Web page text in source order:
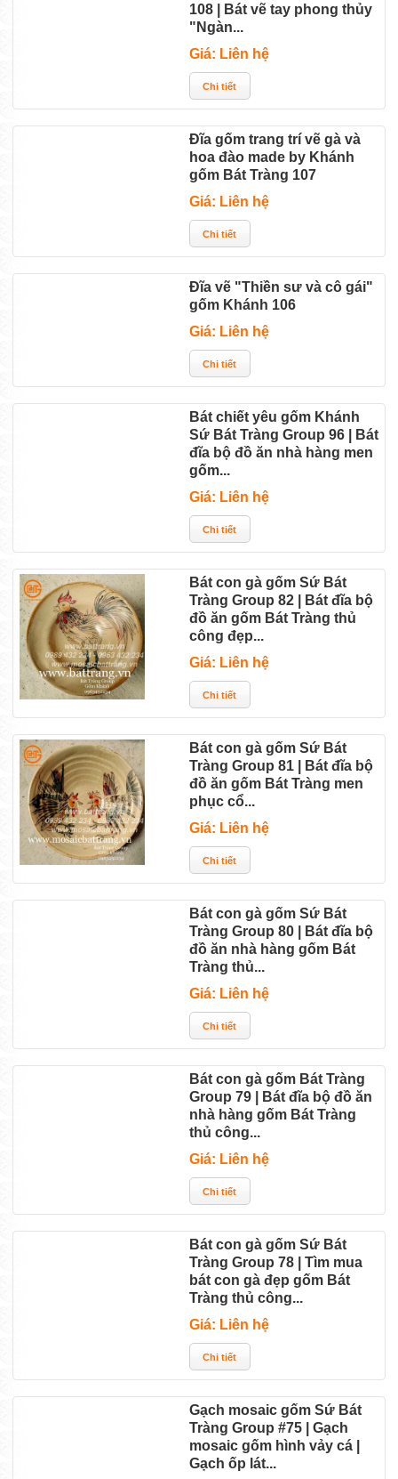
108 | Bát vẽ tay phong thủy
"Ngàn...
Giá: Liên hệ
Đĩa gốm trang trí vẽ gà và
hoa đào made by Khánh
gốm Bát Tràng 107
Giá: Liên hệ
Đĩa vẽ "Thiền sư và cô gái"
gốm Khánh 106
Giá: Liên hệ
Bát chiết yêu gốm Khánh
Sứ Bát Tràng Group 96 | Bát
đĩa bộ đồ ăn nhà hàng men
gốm...
Giá: Liên hệ
Bát con gà gốm Sứ Bát
Tràng Group 82 | Bát đĩa bộ
đồ ăn gốm Bát Tràng thủ
công đẹp...
Giá: Liên hệ
Bát con gà gốm Sứ Bát
Tràng Group 81 | Bát đĩa bộ
đồ ăn gốm Bát Tràng men
phục cổ...
Giá: Liên hệ
Bát con gà gốm Sứ Bát
Tràng Group 80 | Bát đĩa bộ
đồ ăn nhà hàng gốm Bát
Tràng thủ...
Giá: Liên hệ
Bát con gà gốm Bát Tràng
Group 79 | Bát đĩa bộ đồ ăn
nhà hàng gốm Bát Tràng
thủ công...
Giá: Liên hệ
Bát con gà gốm Sứ Bát
Tràng Group 78 | Tìm mua
bát con gà đẹp gốm Bát
Tràng thủ công...
Giá: Liên hệ
Gạch mosaic gốm Sứ Bát
Tràng Group #75 | Gạch
mosaic gốm hình vảy cá |
Gạch ốp lát...